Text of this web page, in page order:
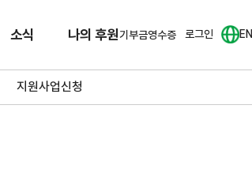
소식 나의 후원기부금영수증 로그인 EN
지원사업신청